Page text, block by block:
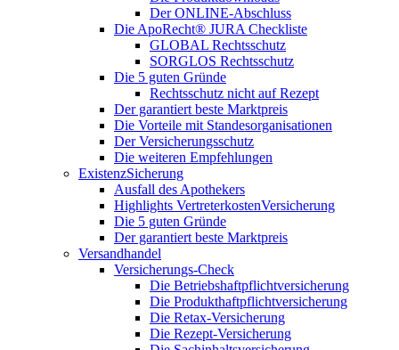
Der ONLINE-Abschluss
Die ApoRecht® JURA Checkliste
GLOBAL Rechtsschutz
SORGLOS Rechtsschutz
Die 5 guten Gründe
Rechtsschutz nicht auf Rezept
Der garantiert beste Marktpreis
Die Vorteile mit Standesorganisationen
Der Versicherungsschutz
Die weiteren Empfehlungen
ExistenzSicherung
Ausfall des Apothekers
Highlights VertreterkostenVersicherung
Die 5 guten Gründe
Der garantiert beste Marktpreis
Versandhandel
Versicherungs-Check
Die Betriebshaftpflichtversicherung
Die Produkthaftpflichtversicherung
Die Retax-Versicherung
Die Rezept-Versicherung